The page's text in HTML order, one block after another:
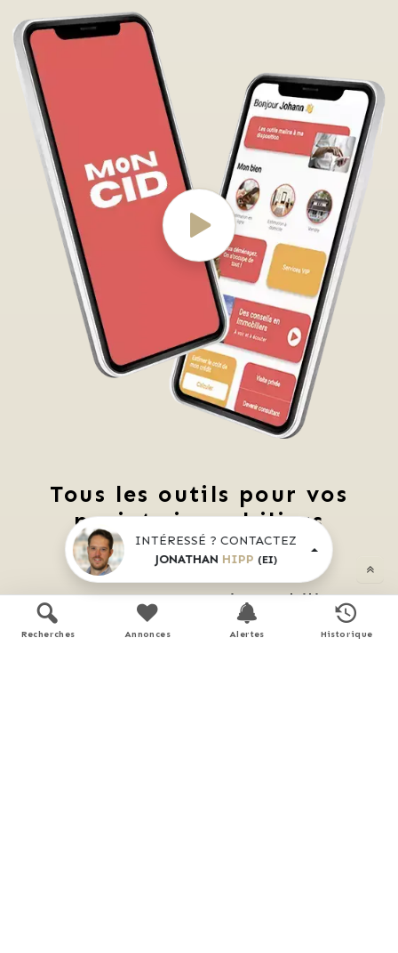
Tous les outils pour vos
projets immobiliers
Découvrez Mon CID
mon compagnon immobilier
digital
INTÉRESSÉ ? CONTACTEZ
JONATHAN HIPP (EI)
Recherches Annonces Alertes Historique